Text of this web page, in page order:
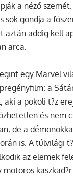
a néző
sok gondja a
aztán addig kell
arca.
egy Marvel
a
aki a pokoli t?z
és nem
de a
is. A túlvilági
az elemek
motoros